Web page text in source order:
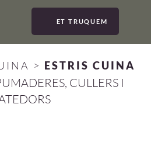
ET TRUQUEM
> ESTRIS CUINA
CULLERS I